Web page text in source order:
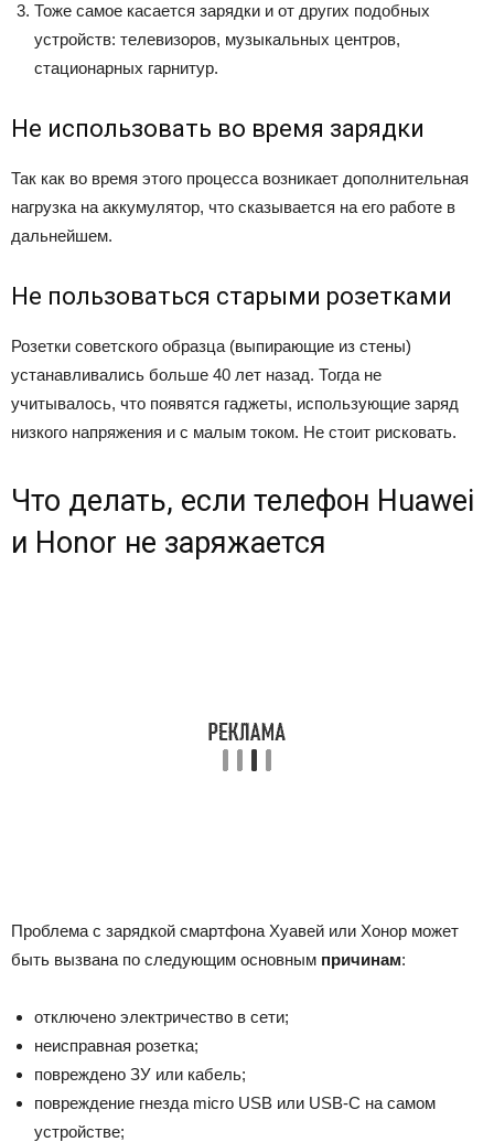
Тоже самое касается зарядки и от других подобных
устройств: телевизоров, музыкальных центров,
стационарных гарнитур.
Не использовать во время зарядки
Так как во время этого процесса возникает дополнительная
нагрузка на аккумулятор, что сказывается на его работе в
дальнейшем.
Не пользоваться старыми розетками
Розетки советского образца (выпирающие из стены)
устанавливались больше 40 лет назад. Тогда не
учитывалось, что появятся гаджеты, использующие заряд
низкого напряжения и с малым током. Не стоит рисковать.
Что делать, если телефон Huawei
и Honor не заряжается
Проблема с зарядкой смартфона Хуавей или Хонор может
быть вызвана по следующим основным причинам:
отключено электричество в сети;
неисправная розетка;
повреждено ЗУ или кабель;
повреждение гнезда micro USB или USB-C на самом
устройстве;